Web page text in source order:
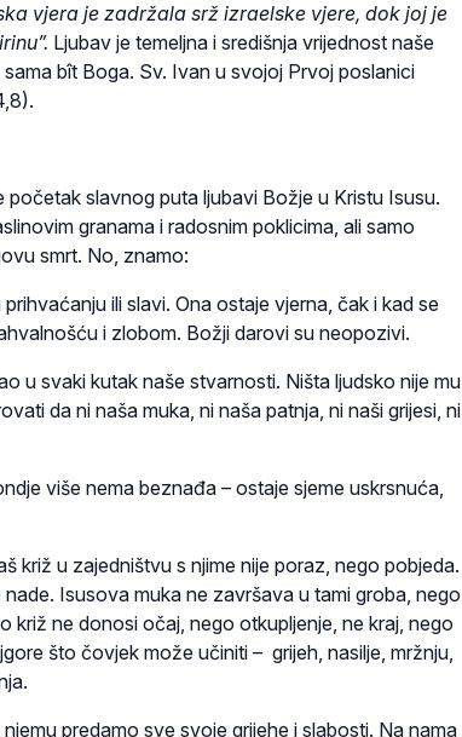
vjera je zadržala srž izraelske vjere, dok joj je
Ljubav je temeljna i središnja vrijednost naše
bît Boga. Sv. Ivan u svojoj Prvoj poslanici
početak slavnog puta ljubavi Božje u Kristu Isusu.
granama i radosnim poklicima, ali samo
smrt. No, znamo:
ili slavi. Ona ostaje vjerna, čak i kad se
i zlobom. Božji darovi su neopozivi.
u svaki kutak naše stvarnosti. Ništa ljudsko nije mu
da ni naša muka, ni naša patnja, ni naši grijesi, ni
više nema beznađa – ostaje sjeme uskrsnuća,
križ u zajedništvu s njime nije poraz, nego pobjeda.
Isusova muka ne završava u tami groba, nego
križ ne donosi očaj, nego otkupljenje, ne kraj, nego
što čovjek može učiniti – grijeh, nasilje, mržnju,
predamo sve svoje grijehe i slabosti. Na nama